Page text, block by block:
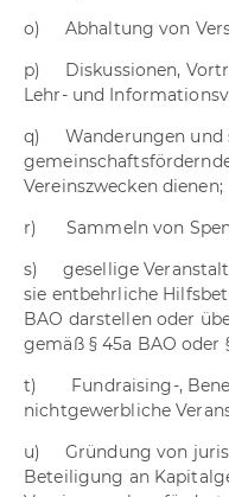
o) Abhaltung von
p) Diskussionen,
Lehr- und
q) Wanderungen und
Vereinszwecken dienen;
r) Sammeln von
s) gesellige
sie entbehrliche
BAO darstellen oder
gemäß § 45a BAO oder
t) Fundraising-,
nichtgewerbliche
u) Gründung von
Beteiligung an